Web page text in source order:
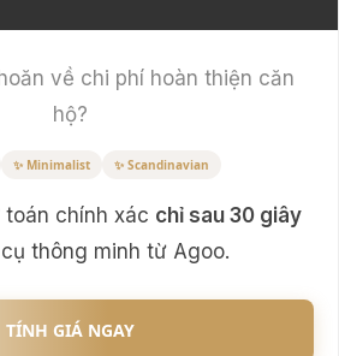
về chi phí hoàn thiện căn
hộ?
✨ Minimalist ✨ Scandinavian
chính xác chỉ sau 30 giây
thông minh từ Agoo.
TÍNH GIÁ NGAY